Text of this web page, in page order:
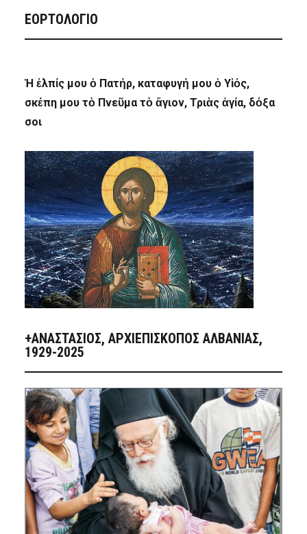
ΕΟΡΤΟΛΟΓΙΟ
Ἡ ἐλπίς μου ὁ Πατήρ, καταφυγή μου ὁ Υἱός,
σκέπη μου τὸ Πνεῦμα τὸ ἅγιον, Τριὰς ἁγία, δόξα
σοι
+ΑΝΑΣΤΆΣΙΟΣ, ΑΡΧΙΕΠΊΣΚΟΠΟΣ ΑΛΒΑΝΊΑΣ,
1929-2025